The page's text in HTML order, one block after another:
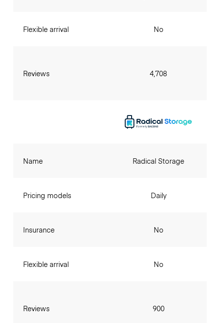
Flexible arrival
Reviews
No
4,708
Name
Pricing models
Insurance
Flexible arrival
Reviews
Radical Storage
Daily
No
No
900